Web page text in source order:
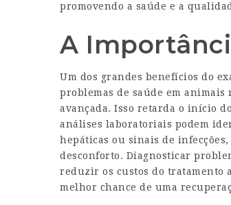
promovendo a saúde e a
A
Um dos grandes benefícios do
problemas de saúde em animais
avançada. Isso retarda o início
análises laboratoriais podem
hepáticas ou sinais de
desconforto. Diagnosticar
reduzir os custos do tratamento
melhor chance de uma